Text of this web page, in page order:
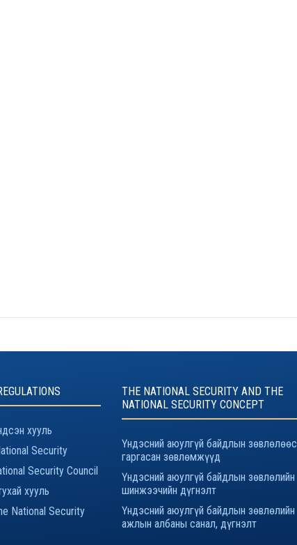
хууль
Security
Security Council
хууль
National Security
THE NATIONAL SECURITY AND THE
NATIONAL SECURITY CONCEPT
Үндэсний аюулгүй байдлын зөвлөлөөс
гаргасан зөвлөмжүүд
Үндэсний аюулгүй байдлын зөвлөлийн
шинжээчийн дүгнэлт
Үндэсний аюулгүй байдлын зөвлөлийн
ажлын албаны санал, дүгнэлт